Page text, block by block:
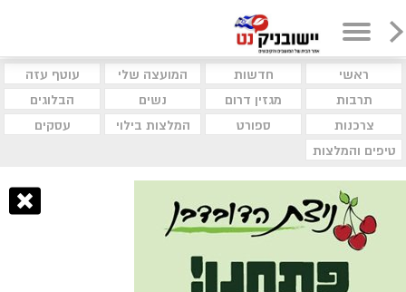
ראשי חדשות המועצה שלי
עוטף עזה
תרבות
מגזין דרום נשים
הבלוגים
צרכנות
ספורט המלצות בילוי
עסקים
טיפים והמלצות